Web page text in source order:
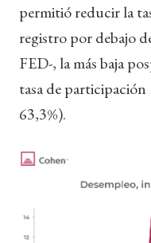
permitió reducir la
registro por debajo
FED-, la más baja
tasa de
63,3%).